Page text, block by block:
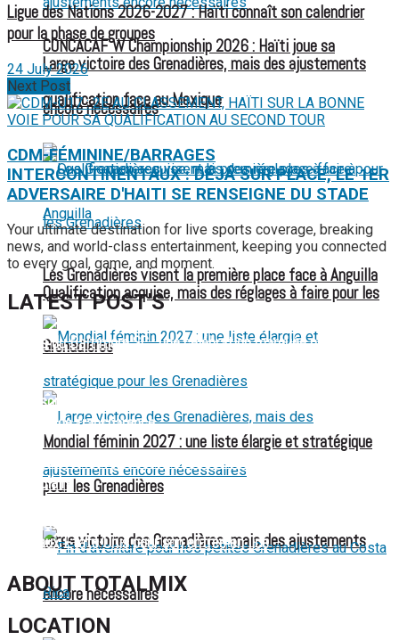
CONCACAF W Championship 2026 : Haïti joue sa
qualification face au Mexique
Qualification acquise, mais des réglages à faire pour les
Grenadières
Large victoire des Grenadières, mais des ajustements
encore nécessaires
Large victoire des Grenadières, mais des ajustements
encore nécessaires
Les Grenadières visent la première place face à Anguilla
Mondial féminin 2027 : une liste élargie et stratégique
pour les Grenadières
Ligue des Nations 2026-2027 : Haïti connaît son calendrier
pour la phase de groupes
24 July 2026
Next Post
CDM-FÉMININE/BARRAGES
INTERCONTINENTAUX : DÉJÁ SUR PLACE, LE 1ER
ADVERSAIRE D'HAITI SE RENSEIGNE DU STADE
Your ultimate destination for live sports coverage, breaking
news, and world-class entertainment, keeping you connected
to every goal, game, and moment.
LATEST POST'S
52 ans du Baltimore SC : une célébration marquée par
FIFA sous pression : l’UEFA et la Concacaf dénoncent un
manque de transparence
Jean-Ricner Bellegarde contraint à l’arrêt après une blessure
musculaire
Championnat U20 de la Concacaf : Haïti s’incline lourdement
face aux États-Unis pour son entrée en lice
ABOUT TOTALMIX
LOCATION